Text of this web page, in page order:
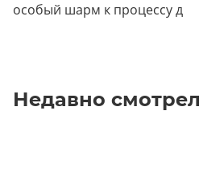
особый шарм к процессу д
Недавно